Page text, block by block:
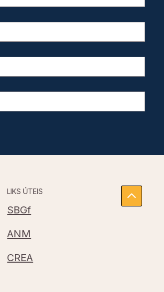
LIKS ÚTEIS
SBGf
ANM
CREA